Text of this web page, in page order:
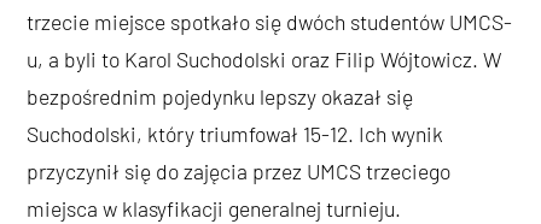
trzecie miejsce spotkało się dwóch studentów UMCS-
u, a byli to Karol Suchodolski oraz Filip Wójtowicz. W
bezpośrednim pojedynku lepszy okazał się
Suchodolski, który triumfował 15-12. Ich wynik
przyczynił się do zajęcia przez UMCS trzeciego
miejsca w klasyfikacji generalnej turnieju.